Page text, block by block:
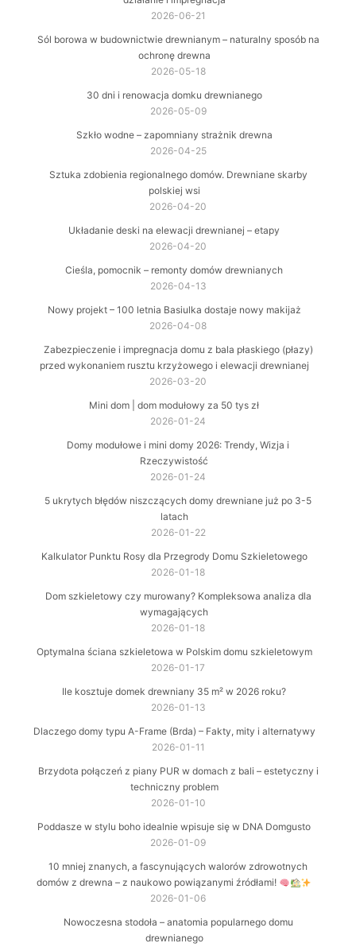
2026-06-21
Sól borowa w budownictwie drewnianym – naturalny sposób na
ochronę drewna
2026-05-18
30 dni i renowacja domku drewnianego
2026-05-09
Szkło wodne – zapomniany strażnik drewna
2026-04-25
Sztuka zdobienia regionalnego domów. Drewniane skarby
polskiej wsi
2026-04-20
Układanie deski na elewacji drewnianej – etapy
2026-04-20
Cieśla, pomocnik – remonty domów drewnianych
2026-04-13
Nowy projekt – 100 letnia Basiulka dostaje nowy makijaż
2026-04-08
Zabezpieczenie i impregnacja domu z bala płaskiego (płazy)
przed wykonaniem rusztu krzyżowego i elewacji drewnianej
2026-03-20
Mini dom | dom modułowy za 50 tys zł
2026-01-24
Domy modułowe i mini domy 2026: Trendy, Wizja i
Rzeczywistość
2026-01-24
5 ukrytych błędów niszczących domy drewniane już po 3-5
latach
2026-01-22
Kalkulator Punktu Rosy dla Przegrody Domu Szkieletowego
2026-01-18
Dom szkieletowy czy murowany? Kompleksowa analiza dla
wymagających
2026-01-18
Optymalna ściana szkieletowa w Polskim domu szkieletowym
2026-01-17
Ile kosztuje domek drewniany 35 m² w 2026 roku?
2026-01-13
Dlaczego domy typu A-Frame (Brda) – Fakty, mity i alternatywy
2026-01-11
Brzydota połączeń z piany PUR w domach z bali – estetyczny i
techniczny problem
2026-01-10
Poddasze w stylu boho idealnie wpisuje się w DNA Domgusto
2026-01-09
10 mniej znanych, a fascynujących walorów zdrowotnych
domów z drewna – z naukowo powiązanymi źródłami!
2026-01-06
Nowoczesna stodoła – anatomia popularnego domu
drewnianego